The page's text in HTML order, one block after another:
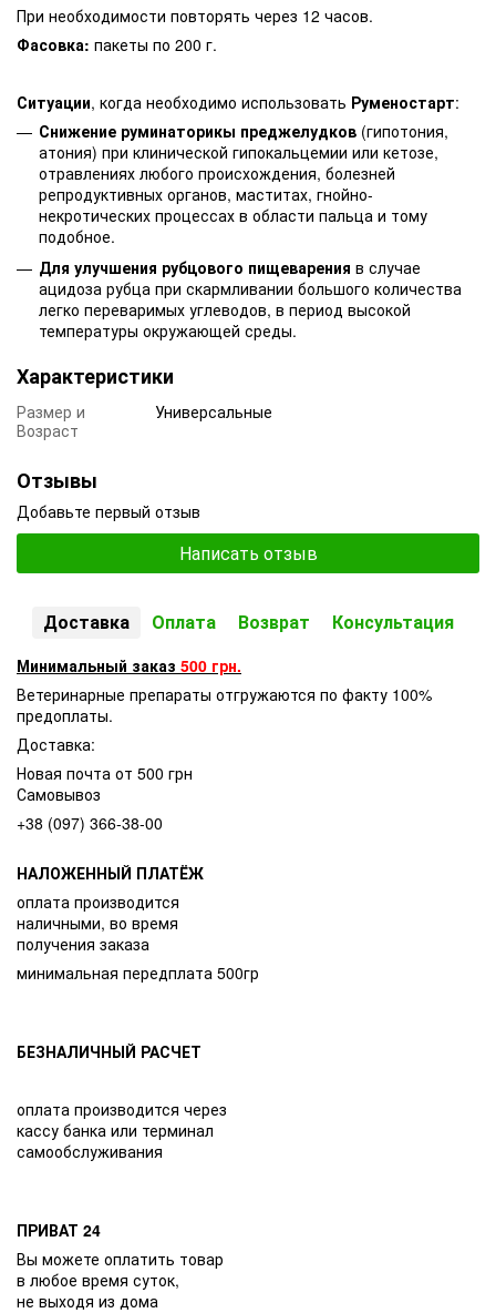
При необходимости повторять через 12 часов.
Фасовка: пакеты по 200 г.
Ситуации, когда необходимо использовать Руменостарт:
Снижение руминаторикы преджелудков (гипотония,
атония) при клинической гипокальцемии или кетозе,
отравлениях любого происхождения, болезней
репродуктивных органов, маститах, гнойно-
некротических процессах в области пальца и тому
подобное.
Для улучшения рубцового пищеварения в случае
ацидоза рубца при скармливании большого количества
легко переваримых углеводов, в период высокой
температуры окружающей среды.
Характеристики
Размер и
Возраст
Универсальные
Отзывы
Добавьте первый отзыв
Написать отзыв
Доставка Оплата Возврат Консультация
Минимальный заказ 500 грн.
Ветеринарные препараты отгружаются по факту 100%
предоплаты.
Доставка:
Новая почта от 500 грн
Самовывоз
+38 (097) 366-38-00
НАЛОЖЕННЫЙ ПЛАТЁЖ
оплата производится
наличными, во время
получения заказа
минимальная передплата 500гр
БЕЗНАЛИЧНЫЙ РАСЧЕТ
оплата производится через
кассу банка или терминал
самообслуживания
ПРИВАТ 24
Вы можете оплатить товар
в любое время суток,
не выходя из дома